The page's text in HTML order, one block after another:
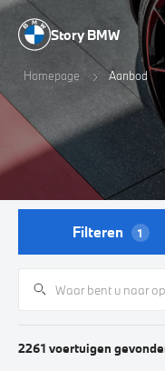
Story BMW
Homepage Aanbod
Filteren 1
2261 voertuigen